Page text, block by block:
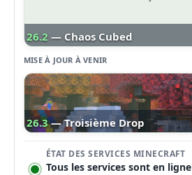
26.2 — Chaos Cubed
MISE À JOUR À VENIR
26.3 — Troisième Drop
ÉTAT DES SERVICES MINECRAFT
Tous les services sont en ligne